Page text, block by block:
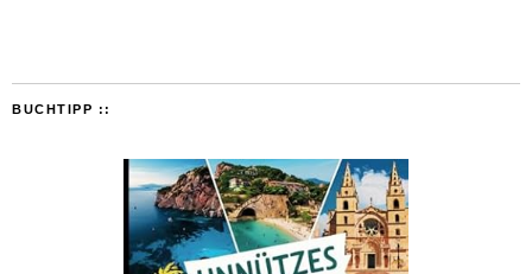
BUCHTIPP ::